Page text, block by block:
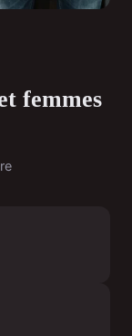
femmes